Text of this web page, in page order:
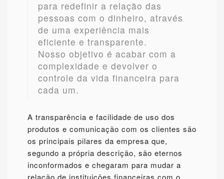
para redefinir a relação das
pessoas com o dinheiro, através
de uma experiência mais
eficiente e transparente.
Nosso objetivo é acabar com a
complexidade e devolver o
controle da vida financeira para
cada um.
A transparência e facilidade de uso dos
produtos e comunicação com os clientes são
os principais pilares da empresa que,
segundo a própria descrição, são eternos
inconformados e chegaram para mudar a
relação de instituições financeiras com o